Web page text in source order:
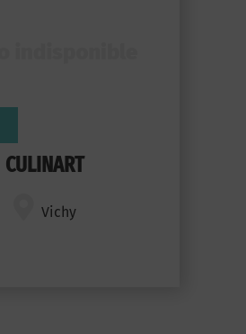
CULINART
Vichy